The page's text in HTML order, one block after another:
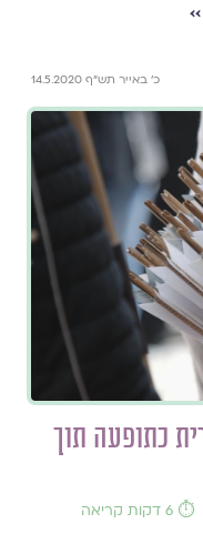
כ' באייר תש"ף 14.5.2020
כתופעה תוך
⏱️ 6 דקות קריאה